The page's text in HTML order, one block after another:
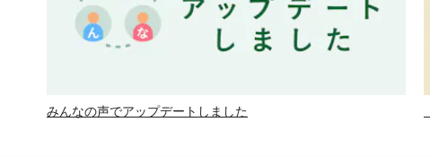
みんなの声でアップデートしました